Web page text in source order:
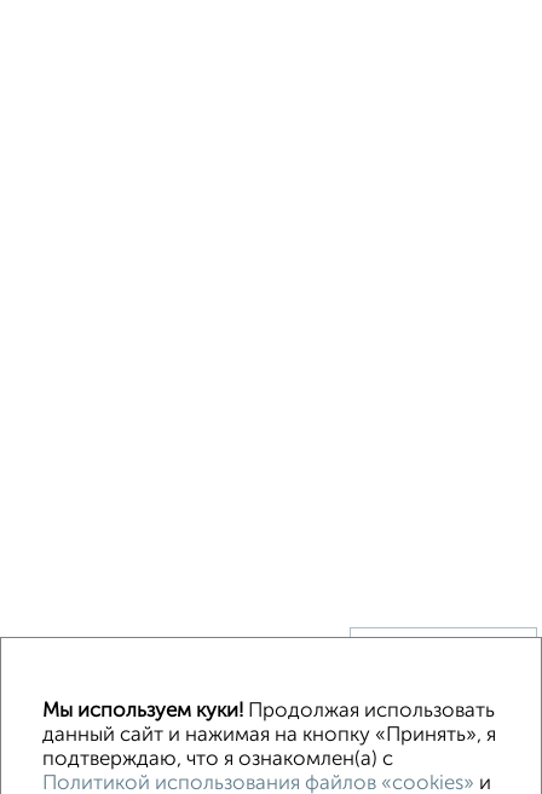
Без посредников В деревне Каркасный
Деревянный
Готовый дом Под ключ Загородный
Мы используем куки!Продолжая использовать
данный сайт и нажимая на кнопку «Принять», я
подтверждаю, что я ознакомлен(а) с
Политикой использования файлов «cookies» и